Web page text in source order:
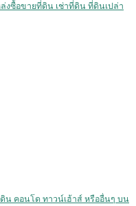
งซื้อขายที่ดิน เช่าที่ดิน ที่ดินเปล่า
คอนโด ทาวน์เฮ้าส์ หรืออื่นๆ บน